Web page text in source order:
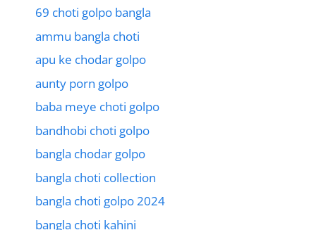
69 choti golpo bangla
ammu bangla choti
apu ke chodar golpo
aunty porn golpo
baba meye choti golpo
bandhobi choti golpo
bangla chodar golpo
bangla choti collection
bangla choti golpo 2024
bangla choti kahini